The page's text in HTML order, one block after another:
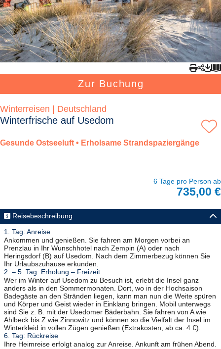
Zur Buchung
Winterreisen | Deutschland
Winterfrische auf Usedom
Gesunde Ostseeluft • Erholsame Strandspaziergänge
6 Tage pro Person ab
735,00 €
Reisebeschreibung
1. Tag: Anreise
Ankommen und genießen. Sie fahren am Morgen vorbei an
Prenzlau in Ihr Wunschhotel nach Zempin (A) oder nach
Heringsdorf (B) auf Usedom. Nach dem Zimmerbezug können Sie
Ihr Urlaubszuhause erkunden.
2. – 5. Tag: Erholung – Freizeit
Wer im Winter auf Usedom zu Besuch ist, erlebt die Insel ganz
anders als in den Sommermonaten. Dort, wo in der Hochsaison
Badegäste an den Stränden liegen, kann man nun die Weite spüren
und Körper und Geist wieder in Einklang bringen. Mobil unterwegs
sind Sie z. B. mit der Usedomer Bäderbahn. Sie fahren von A wie
Ahlbeck bis Z wie Zinnowitz und können so die Vielfalt der Insel im
Winterkleid in vollen Zügen genießen (Extrakosten, ab ca. 4 €).
6. Tag: Rückreise
Ihre Heimreise erfolgt analog zur Anreise. Ankunft am frühen Abend.